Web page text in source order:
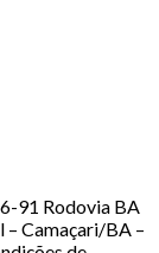
91 Rodovia BA
– Camaçari/BA –